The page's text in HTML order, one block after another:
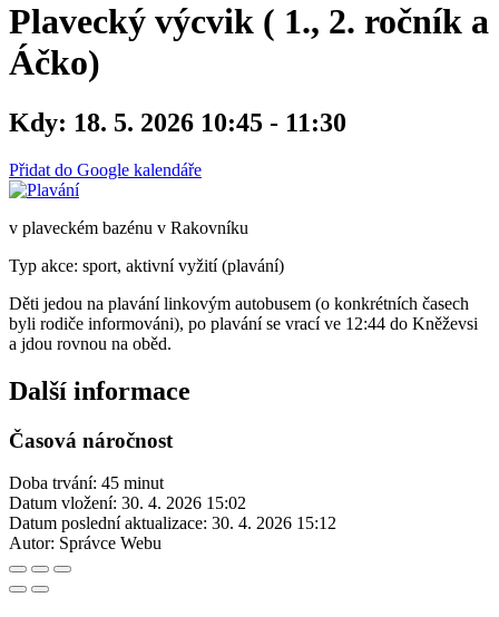
Plavecký výcvik ( 1., 2. ročník a
Áčko)
Kdy: 18. 5. 2026 10:45 - 11:30
Přidat do Google kalendáře
v plaveckém bazénu v Rakovníku
Typ akce: sport, aktivní vyžití (plavání)
Děti jedou na plavání linkovým autobusem (o konkrétních časech
byli rodiče informováni), po plavání se vrací ve 12:44 do Kněževsi
a jdou rovnou na oběd.
Další informace
Časová náročnost
Doba trvání: 45 minut
Datum vložení: 30. 4. 2026 15:02
Datum poslední aktualizace: 30. 4. 2026 15:12
Autor: Správce Webu